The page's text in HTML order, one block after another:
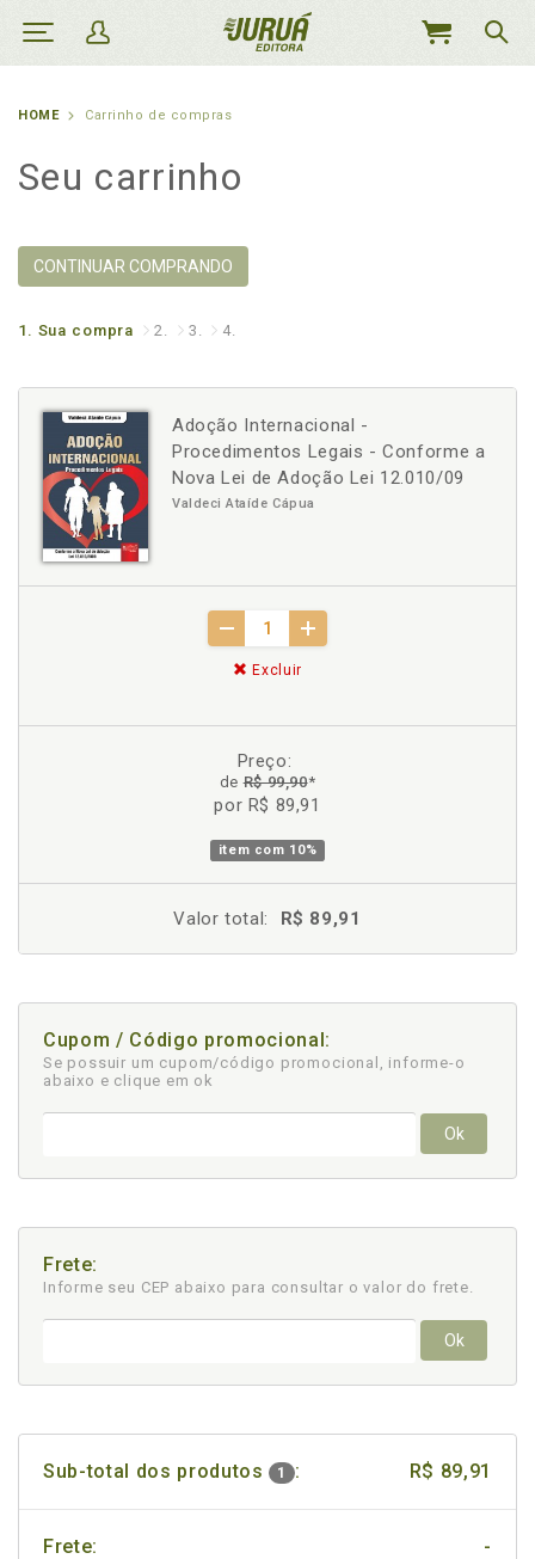
MEU
HOME Carrinho de compras
Seu carrinho
CONTINUAR COMPRANDO
1. Sua compra 2. 3. 4.
Adoção Internacional -
Procedimentos Legais - Conforme a
Nova Lei de Adoção Lei 12.010/09
Valdeci Ataíde Cápua
Excluir
Preço:
deR$ 99,90*
por R$ 89,91
item com 10%
Valor total: R$ 89,91
Cupom / Código promocional:
Se possuir um cupom/código promocional, informe-o
abaixo e clique em ok
Ok
Frete:
Informe seu CEP abaixo para consultar o valor do frete.
Ok
Sub-total dos produtos 1 : R$ 89,91
Frete: -